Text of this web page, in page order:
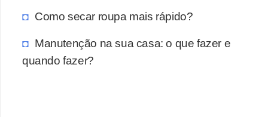
Como secar roupa mais rápido?
Manutenção na sua casa: o que fazer e
quando fazer?